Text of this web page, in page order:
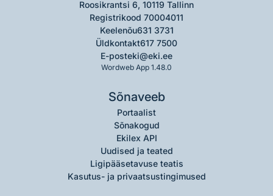
Roosikrantsi 6, 10119 Tallinn
Registrikood 70004011
Keelenõu631 3731
Üldkontakt617 7500
E-posteki@eki.ee
Wordweb App 1.48.0
Sõnaveeb
Portaalist
Sõnakogud
Ekilex API
Uudised ja teated
Ligipääsetavuse teatis
Kasutus- ja privaatsustingimused